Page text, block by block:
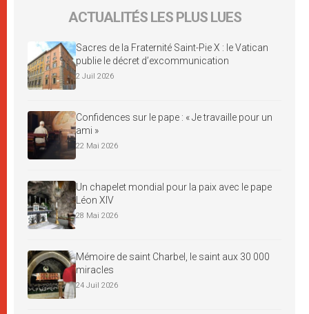
ACTUALITÉS LES PLUS LUES
Sacres de la Fraternité Saint-Pie X : le Vatican
publie le décret d’excommunication
2 Juil 2026
Confidences sur le pape : « Je travaille pour un
ami »
22 Mai 2026
Un chapelet mondial pour la paix avec le pape
Léon XIV
28 Mai 2026
Mémoire de saint Charbel, le saint aux 30 000
miracles
24 Juil 2026